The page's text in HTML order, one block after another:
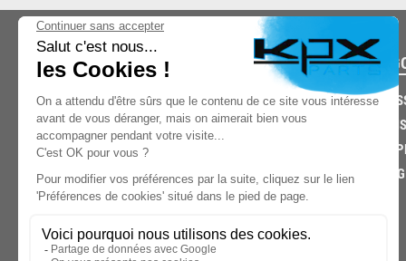
03.85.32.96.74
© 2026 -KPX PARTS- SITE CRÉÉ PARLET'S CLIC